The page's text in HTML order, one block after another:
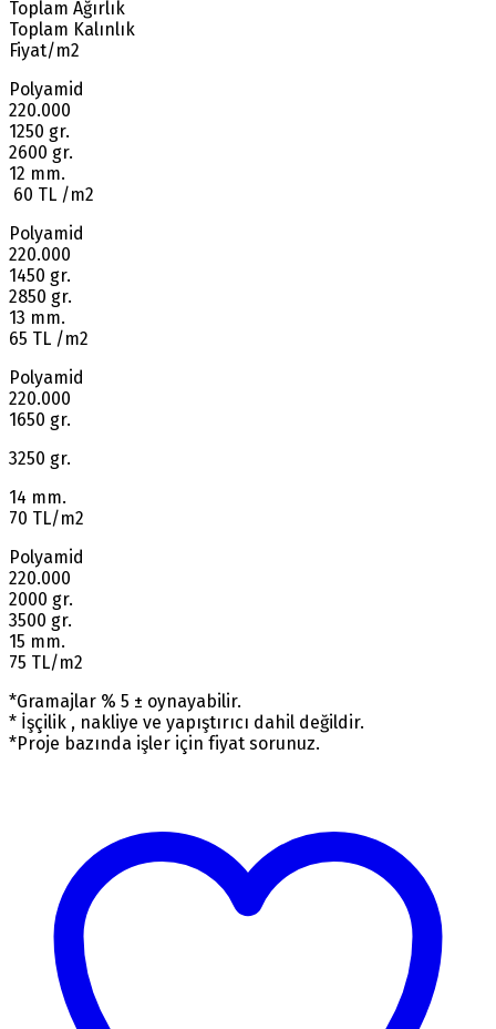
Toplam Ağırlık
Toplam Kalınlık
Fiyat/m2
Polyamid
220.000
1250 gr.
2600 gr.
12 mm.
60 TL /m2
Polyamid
220.000
1450 gr.
2850 gr.
13 mm.
65 TL /m2
Polyamid
220.000
1650 gr.
3250 gr.
14 mm.
70 TL/m2
Polyamid
220.000
2000 gr.
3500 gr.
15 mm.
75 TL/m2
*Gramajlar % 5 ± oynayabilir.
* İşçilik , nakliye ve yapıştırıcı dahil değildir.
*Proje bazında işler için fiyat sorunuz.